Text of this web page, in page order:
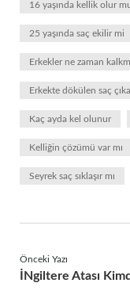
16 yaşında kellik olur
25 yaşında saç ekilir mi
Erkekler ne zaman
Erkekte dökülen saç
Kaç ayda kel olunur
Kelliğin çözümü var mı
Seyrek saç sıklaşır mı
Önceki Yazı
İNgiltere Atası